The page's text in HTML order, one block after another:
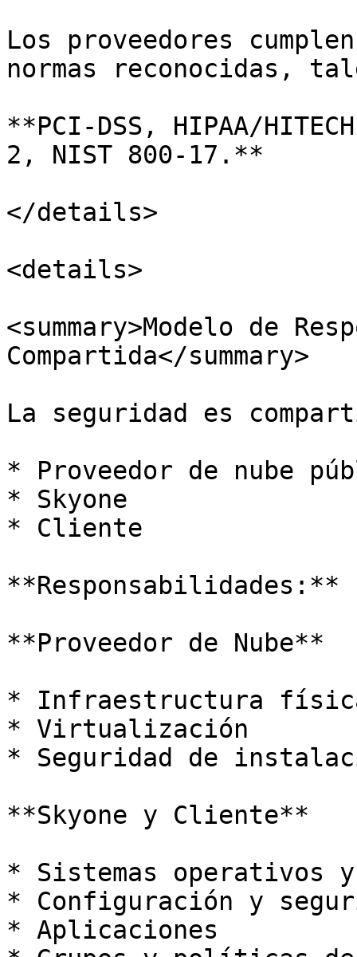
Los proveedores
normas reconocidas,
**PCI-DSS, HIPAA/
2, NIST 800-17.**
</details>
<details>
<summary>Modelo de
Compartida</summary>
La seguridad es
* Proveedor de nube
* Skyone
* Cliente
**Responsabilidades:**
**Proveedor de Nube**
* Infraestructura
* Virtualización
* Seguridad de
**Skyone y Cliente**
* Sistemas operativos
* Configuración y
* Aplicaciones